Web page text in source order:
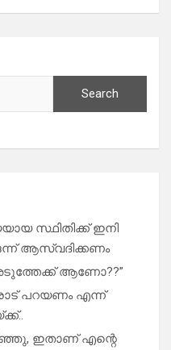
Search
സ്ഥിതിക്ക് ഇനി
ആസ്വദിക്കണം
ആണോ??”
പറയണം എന്ന്
ഇതാണ് എന്റെ